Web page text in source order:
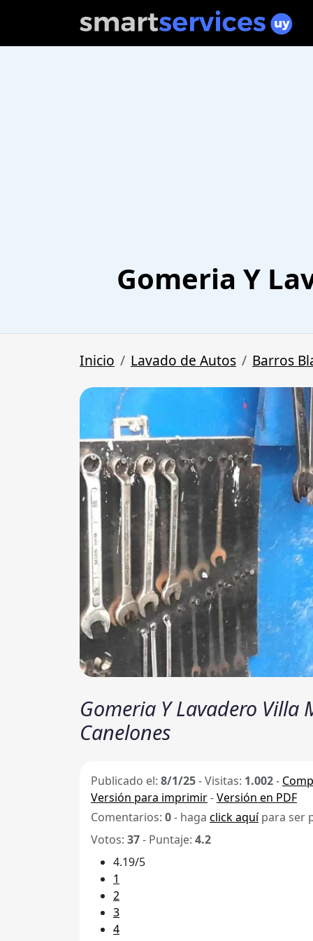
Gomeria Y
Inicio Lavado de Autos Barros
Gomeria Y Lavadero Villa
Canelones
Publicado el: 8/1/25-Visitas: 1.002-
Versión para imprimir-Versión en PDF
Comentarios: 0- haga click aquípara ser
Votos: 37- Puntaje: 4.2
4.19/5
1
2
3
4